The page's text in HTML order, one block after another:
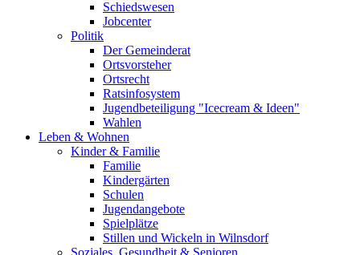
Schiedswesen
Jobcenter
Politik
Der Gemeinderat
Ortsvorsteher
Ortsrecht
Ratsinfosystem
Jugendbeteiligung "Icecream & Ideen"
Wahlen
Leben & Wohnen
Kinder & Familie
Familie
Kindergärten
Schulen
Jugendangebote
Spielplätze
Stillen und Wickeln in Wilnsdorf
Soziales, Gesundheit & Senioren